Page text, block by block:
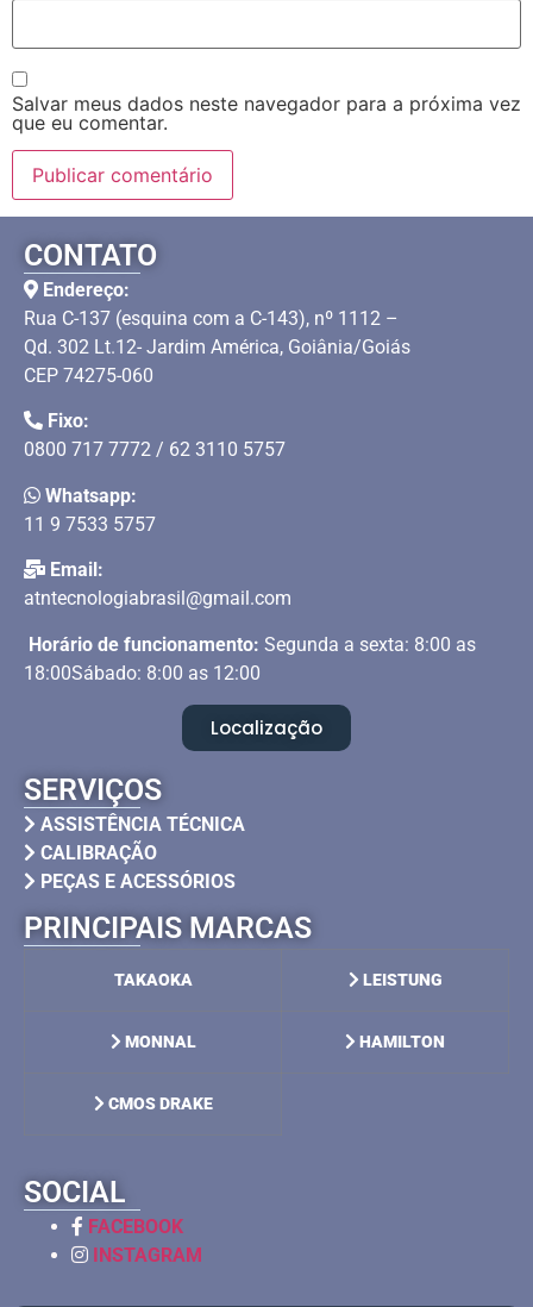
Salvar meus dados neste navegador para a próxima vez
que eu comentar.
CONTATO
Endereço:
Rua C-137 (esquina com a C-143), nº 1112 –
Qd. 302 Lt.12- Jardim América, Goiânia/Goiás
CEP 74275-060
Fixo:
0800 717 7772 / 62 3110 5757
Whatsapp:
11 9 7533 5757
Email:
atntecnologiabrasil@gmail.com
Horário de funcionamento: Segunda a sexta: 8:00 as
18:00Sábado: 8:00 as 12:00
Localização
SERVIÇOS
ASSISTÊNCIA TÉCNICA
CALIBRAÇÃO
PEÇAS E ACESSÓRIOS
PRINCIPAIS MARCAS
TAKAOKA LEISTUNG
MONNAL HAMILTON
CMOS DRAKE
SOCIAL
FACEBOOK
INSTAGRAM